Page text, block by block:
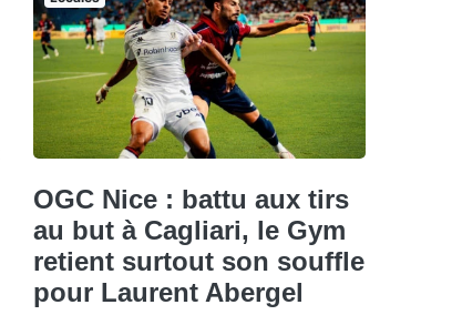
OGC Nice : battu aux tirs
au but à Cagliari, le Gym
retient surtout son souffle
pour Laurent Abergel